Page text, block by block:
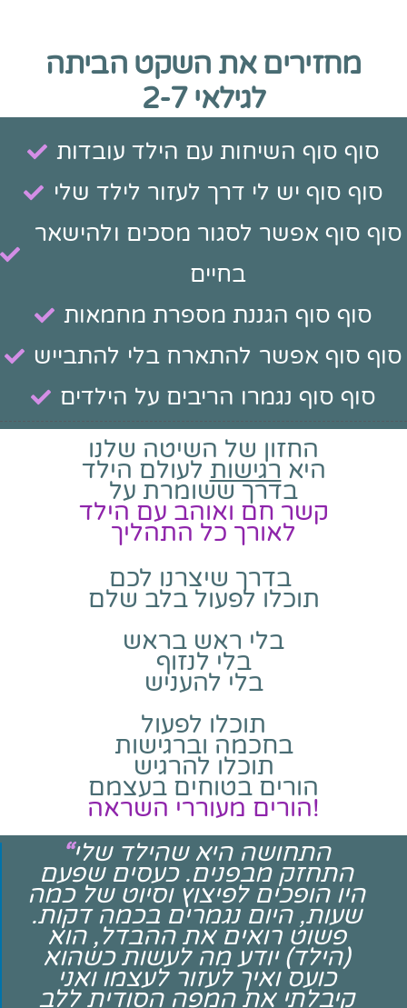
מחזירים את השקט הביתה
לגילאי 2-7
סוף סוף השיחות עם הילד עובדות
סוף סוף יש לי דרך לעזור לילד שלי
סוף סוף אפשר לסגור מסכים ולהישאר
בחיים
סוף סוף הגננת מספרת מחמאות
סוף סוף אפשר להתארח בלי להתבייש
סוף סוף נגמרו הריבים על הילדים
החזון של השיטה שלנו
היא רגישות לעולם הילד
בדרך ששומרת על
קשר חם ואוהב עם הילד
לאורך כל התהליך
תוכלו לפעול בלב שלם
בלי ראש בראש
בלי לנזוף
בלי להעניש
תוכלו לפעול
בחכמה וברגישות
תוכלו להרגיש
הורים בטוחים בעצמם
הורים מעוררי השראה!
“התחושה היא שהילד שלי
התחזק מבפנים. כעסים שפעם
היו הופכים לפיצוץ וסיוט של כמה
שעות, היום נגמרים בכמה דקות.
פשוט רואים את ההבדל, הוא
(הילד) יודע מה לעשות כשהוא
כועס ואיך לעזור לעצמו ואני
קיבלתי את המפה הסודית ללב